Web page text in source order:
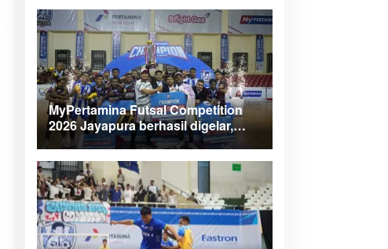
MyPertamina Futsal Competition
2026 Jayapura berhasil digelar,
dorong talenta muda berprestasi